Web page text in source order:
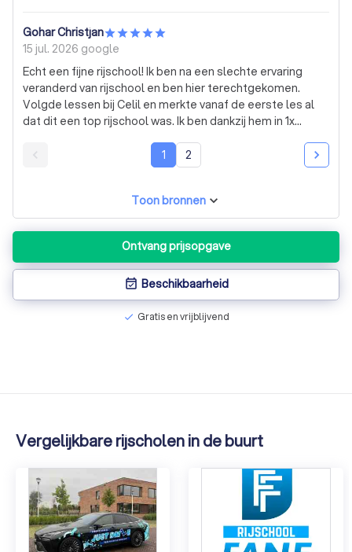
Absoluut een aanrader!
Gohar Christjan
15 jul. 2026 google
Echt een fijne rijschool! Ik ben na een slechte ervaring
veranderd van rijschool en ben hier terechtgekomen.
Volgde lessen bij Celil en merkte vanaf de eerste les al
dat dit een top rijschool was. Ik ben dankzij hem in 1x
1
2
Toon bronnen
Ontvang prijsopgave
event_available Beschikbaarheid
check Gratis en vrijblijvend
Vergelijkbare rijscholen in de buurt